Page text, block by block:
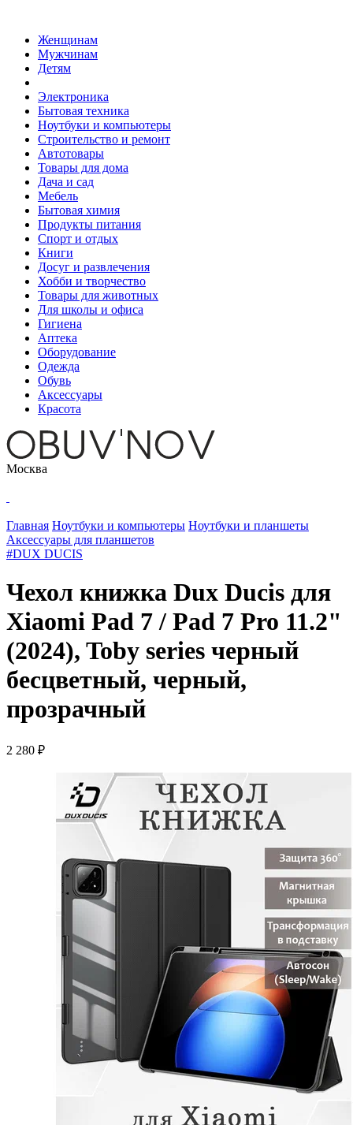
Женщинам
Мужчинам
Детям
Электроника
Бытовая техника
Ноутбуки и компьютеры
Строительство и ремонт
Автотовары
Товары для дома
Дача и сад
Мебель
Бытовая химия
Продукты питания
Спорт и отдых
Книги
Досуг и развлечения
Хобби и творчество
Товары для животных
Для школы и офиса
Гигиена
Аптека
Оборудование
Одежда
Обувь
Аксессуары
Красота
Москва
Главная Ноутбуки и компьютеры Ноутбуки и планшеты
Аксессуары для планшетов
#DUX DUCIS
Чехол книжка Dux Ducis для
Xiaomi Pad 7 / Pad 7 Pro 11.2"
(2024), Toby series черный
бесцветный, черный,
прозрачный
2 280 ₽